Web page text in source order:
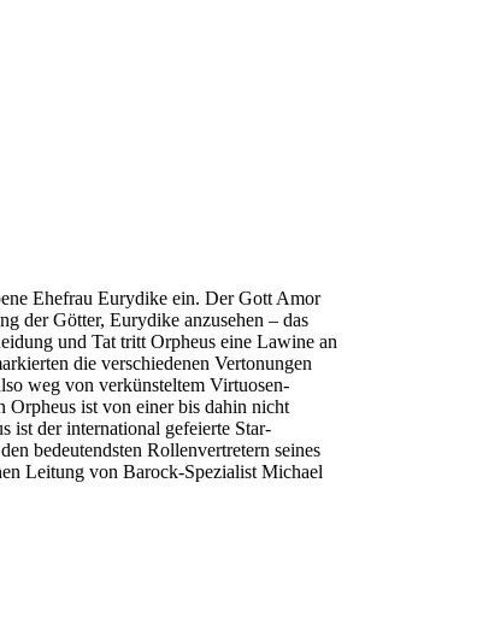
Ehefrau Eurydike ein. Der Gott Amor
der Götter, Eurydike anzusehen – das
und Tat tritt Orpheus eine Lawine an
die verschiedenen Vertonungen
weg von verkünsteltem Virtuosen-
Orpheus ist von einer bis dahin nicht
ist der international gefeierte Star-
bedeutendsten Rollenvertretern seines
Leitung von Barock-Spezialist Michael